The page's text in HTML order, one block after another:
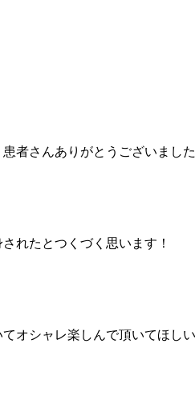
者さんありがとうございまし
れたとつくづく思います！
オシャレ楽しんで頂いてほしい